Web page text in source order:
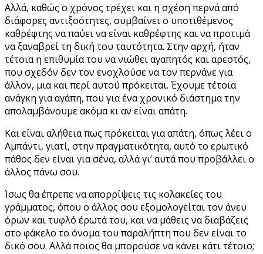
Αλλά, καθώς ο χρόνος τρέχει και η σχέση περνά από
διάφορες αντιξοότητες, συμβαίνει ο υποτιθέμενος
καθρέφτης να παύει να είναι καθρέφτης και να προτιμά
να ξαναβρεί τη δική του ταυτότητα. Στην αρχή, ήταν
τέτοια η επιθυμία του να νιώθει αγαπητός και αρεστός,
που σχεδόν δεν τον ενοχλούσε να τον περνάνε για
άλλον, μια και περί αυτού πρόκειται. Έχουμε τέτοια
ανάγκη για αγάπη, που για ένα χρονικό διάστημα την
απολαμβάνουμε ακόμα κι αν είναι απάτη.
Και είναι αλήθεια πως πρόκειται για απάτη, όπως λέει ο
Αμπάντι, γιατί, στην πραγματικότητα, αυτό το ερωτικό
πάθος δεν είναι για σένα, αλλά γι’ αυτά που προβάλλει ο
άλλος πάνω σου.
Ίσως θα έπρεπε να απορρίψεις τις κολακείες του
γράμματος, όπου ο άλλος σου εξομολογείται τον άνευ
όρων και τυφλό έρωτά του, και να μάθεις να διαβάζεις
στο φάκελο το όνομα του παραλήπτη που δεν είναι το
δικό σου. Αλλά ποιος θα μπορούσε να κάνει κάτι τέτοιο;